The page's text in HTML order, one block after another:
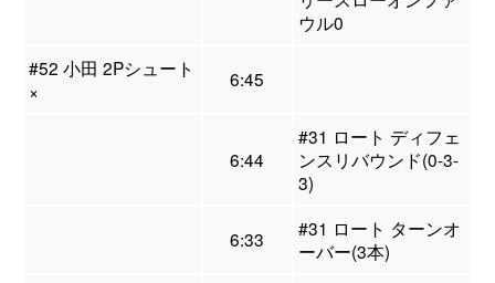
ウル0
#52 小田 2Pシュート
×
6:45
6:44
#31 ロート ディフェ
ンスリバウンド(0-3-
3)
6:33
#31 ロート ターンオ
ーバー(3本)